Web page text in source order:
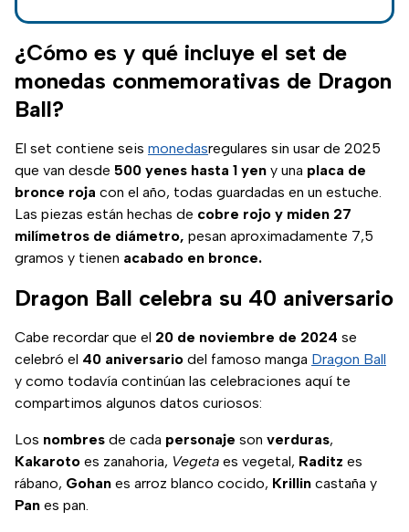
¿Cómo es y qué incluye el set de
monedas conmemorativas de Dragon
Ball?
El set contiene seis monedasregulares sin usar de 2025
que van desde 500 yenes hasta 1 yen y una placa de
bronce roja con el año, todas guardadas en un estuche.
Las piezas están hechas de cobre rojo y miden 27
milímetros de diámetro, pesan aproximadamente 7,5
gramos y tienen acabado en bronce.
Dragon Ball celebra su 40 aniversario
Cabe recordar que el 20 de noviembre de 2024 se
celebró el 40 aniversario del famoso manga Dragon Ball
y como todavía continúan las celebraciones aquí te
compartimos algunos datos curiosos:
Los nombres de cada personaje son verduras,
Kakaroto es zanahoria, Vegeta es vegetal, Raditz es
rábano, Gohan es arroz blanco cocido, Krillin castaña y
Pan es pan.